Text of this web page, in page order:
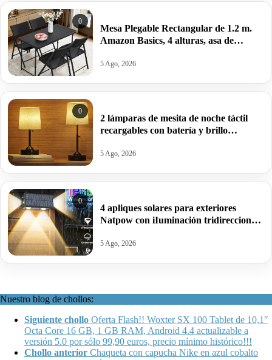
0
Mesa Plegable Rectangular de 1.2 m.
Amazon Basics, 4 alturas, asa de
22,99€ antes 39,95€.
5 Ago, 2026
0
2 lámparas de mesita de noche táctil
recargables con batería y brillo
5 Ago, 2026
0
4 apliques solares para exteriores
Natpow con iIuminación tridireccional
5 Ago, 2026
Nuestro blog de chollos:
Siguiente chollo Oferta Flash!! Woxter SX 100 Tablet de 10,1″
Octa Core 16 GB, 1 GB RAM, Android 4.4 actualizable a
versión 5.0 por sólo 99,90 euros, precio mínimo histórico!!!
Chollo anterior Chaqueta con capucha Nike en azul cobalto